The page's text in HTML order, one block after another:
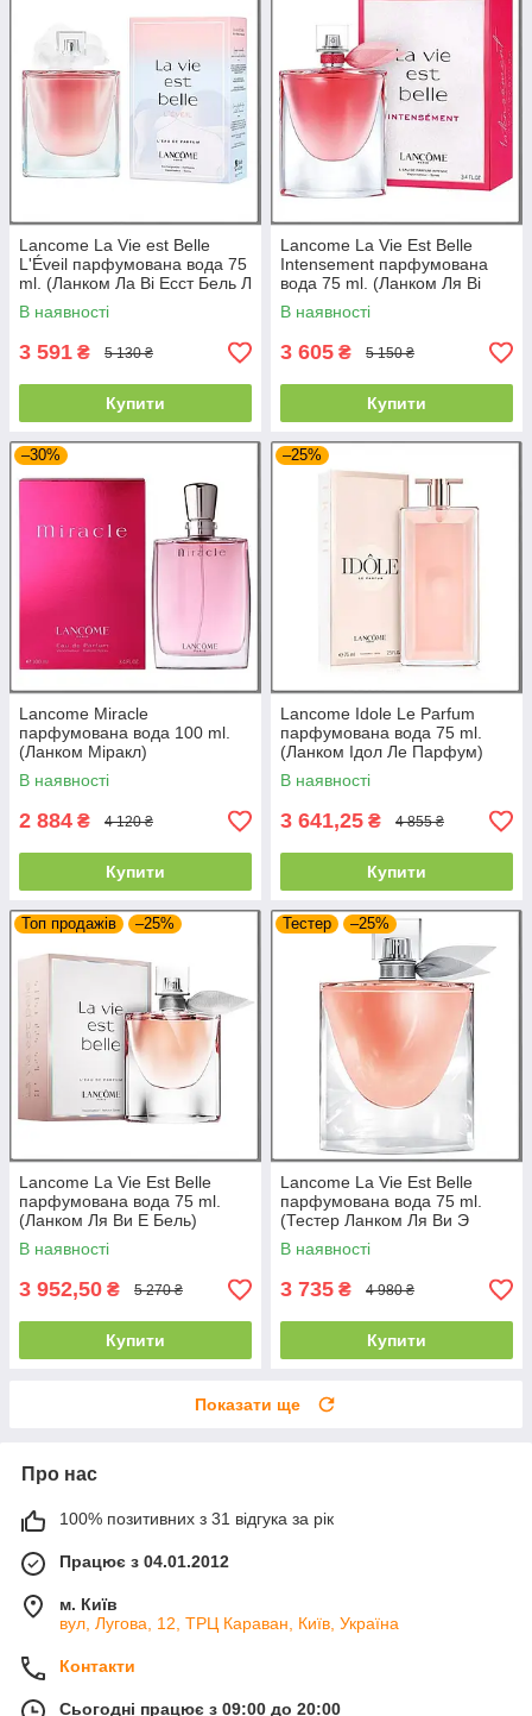
Lancome La Vie est Belle
L'Éveil парфумована вода 75
ml. (Ланком Ла Ві Есст Бель Л
Евеїль)
В наявності
3 591 ₴ 5 130 ₴
Купити
Lancome La Vie Est Belle
Intensement парфумована
вода 75 ml. (Ланком Ля Ві
Есст Бель Інтенсемент)
В наявності
3 605 ₴ 5 150 ₴
Купити
–30%
Lancome Miracle
парфумована вода 100 ml.
(Ланком Міракл)
В наявності
2 884 ₴ 4 120 ₴
Купити
–25%
Lancome Idole Le Parfum
парфумована вода 75 ml.
(Ланком Ідол Ле Парфум)
В наявності
3 641,25 ₴ 4 855 ₴
Купити
Топ продажів –25%
Lancome La Vie Est Belle
парфумована вода 75 ml.
(Ланком Ля Ви Е Бель)
В наявності
3 952,50 ₴ 5 270 ₴
Купити
Тестер –25%
Lancome La Vie Est Belle
парфумована вода 75 ml.
(Тестер Ланком Ля Ви Э
Бель)
В наявності
3 735 ₴ 4 980 ₴
Купити
Показати ще
Про нас
100% позитивних з 31 відгука за рік
Працює з 04.01.2012
м. Київ
вул, Лугова, 12, ТРЦ Караван, Київ, Україна
Контакти
Сьогодні працює з 09:00 до 20:00